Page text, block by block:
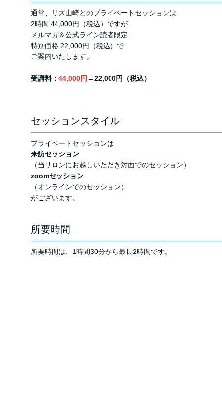
通常、リズ山崎とのプライベートセッションは
2時間 44,000円（税込）ですが
メルマガ＆公式ライン読者限定
特別価格 22,000円（税込）で
ご案内いたします。
受講料： 44,000円→22,000円（税込）
セッションスタイル
プライベートセッションは
来訪セッション
（当サロンにお越しいただき対面でのセッション）
zoomセッション
（オンラインでのセッション）
がございます。
所要時間
所要時間は、1時間30分から最長2時間です。